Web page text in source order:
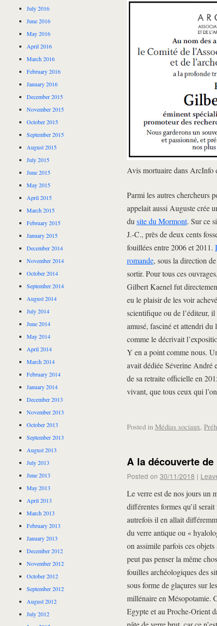
Avis mortuaire dans ArcInfo
Parmi les autres chercheurs
appelait aussi Auguste crée
du site du Mormont. Sur ce
J.-C., près de deux cents
fouillées entre 2006 et 2011.
romande, sous la direction
sortir. Pour tous ces
Gilbert Kaenel fut
eu le plaisir de les voir
scientifique ou de l’éditeur,
amusé, fasciné et attendri du
comme le décrivait
Y en a point comme nous.
avait dédiée Séverine André
de sa retraite officielle en
vivant, que tous ceux qui
Posted in Médias sociaux,
A la découverte
Posted on 30/11/2018 |
Le verre est de nos jours un
différentes formes qu’il
autrefois il en allait
du verre antique ou «
on assimile parfois ces
peut pas penser la même
fouilles archéologiques des
sous forme de glaçures sur
millénaire en Mésopotamie.
Egypte et au Proche-Orient
July 2016
June 2016
May 2016
April 2016
March 2016
February 2016
January 2016
December 2015
November 2015
October 2015
September 2015
August 2015
July 2015
June 2015
May 2015
April 2015
March 2015
February 2015
January 2015
December 2014
November 2014
October 2014
September 2014
August 2014
July 2014
June 2014
May 2014
April 2014
March 2014
February 2014
January 2014
December 2013
November 2013
October 2013
September 2013
August 2013
July 2013
June 2013
May 2013
April 2013
March 2013
February 2013
January 2013
December 2012
November 2012
October 2012
September 2012
August 2012
July 2012